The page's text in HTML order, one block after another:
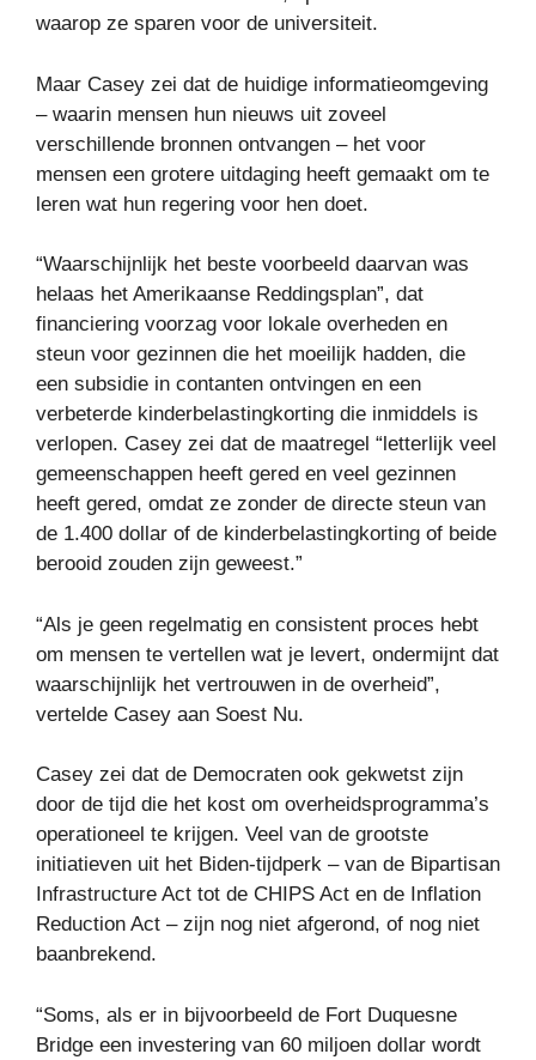
waarop ze sparen voor de universiteit.
Maar Casey zei dat de huidige informatieomgeving
– waarin mensen hun nieuws uit zoveel
verschillende bronnen ontvangen – het voor
mensen een grotere uitdaging heeft gemaakt om te
leren wat hun regering voor hen doet.
“Waarschijnlijk het beste voorbeeld daarvan was
helaas het Amerikaanse Reddingsplan”, dat
financiering voorzag voor lokale overheden en
steun voor gezinnen die het moeilijk hadden, die
een subsidie ​​in contanten ontvingen en een
verbeterde kinderbelastingkorting die inmiddels is
verlopen. Casey zei dat de maatregel “letterlijk veel
gemeenschappen heeft gered en veel gezinnen
heeft gered, omdat ze zonder de directe steun van
de 1.400 dollar of de kinderbelastingkorting of beide
berooid zouden zijn geweest.”
“Als je geen regelmatig en consistent proces hebt
om mensen te vertellen wat je levert, ondermijnt dat
waarschijnlijk het vertrouwen in de overheid”,
vertelde Casey aan Soest Nu.
Casey zei dat de Democraten ook gekwetst zijn
door de tijd die het kost om overheidsprogramma’s
operationeel te krijgen. Veel van de grootste
initiatieven uit het Biden-tijdperk – van de Bipartisan
Infrastructure Act tot de CHIPS Act en de Inflation
Reduction Act – zijn nog niet afgerond, of nog niet
baanbrekend.
“Soms, als er in bijvoorbeeld de Fort Duquesne
Bridge een investering van 60 miljoen dollar wordt